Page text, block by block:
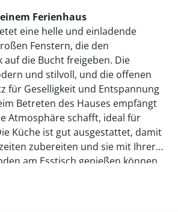
Ferienhaus
eine helle und einladende
Fenstern, die den
auf die Bucht freigeben. Die
und stilvoll, und die offenen
für Geselligkeit und Entspannung
Betreten des Hauses empfängt
Atmosphäre schafft, ideal für
Küche ist gut ausgestattet, damit
zubereiten und sie mit Ihrer
am Esstisch genießen können,
Licht über dem Wasser
sind komfortabel und